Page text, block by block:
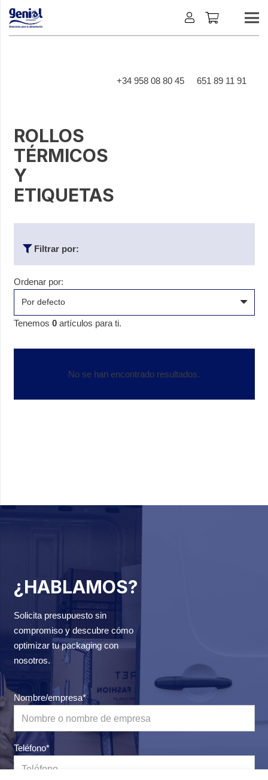
+34 958 08 80 45 651 89 11 91
ROLLOS
TÉRMICOS
Y
ETIQUETAS
Filtrar por:
Ordenar por:
Tenemos 0 artículos para ti.
No se han encontrado resultados.
¿HABLAMOS?
Solicita presupuesto sin
compromiso y descubre cómo
optimizar tu packaging con
nosotros.
Nombre/empresa*
Teléfono*